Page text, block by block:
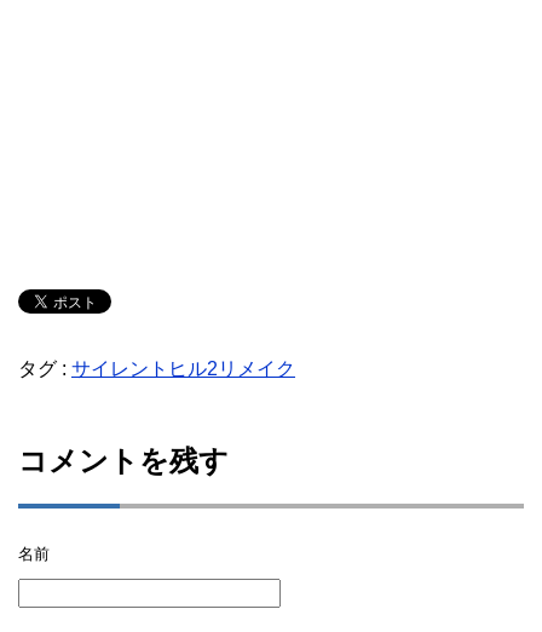
タグ : サイレントヒル2リメイク
コメントを残す
名前